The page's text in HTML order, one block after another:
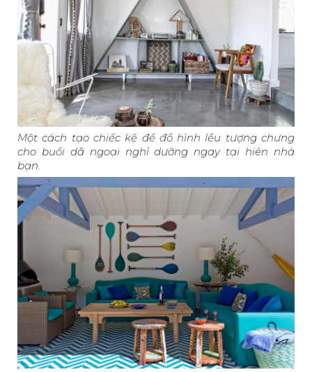
Một cách tạo chiếc kệ để đồ hình lều tượng chưng
cho buổi dã ngoại nghỉ dưỡng ngay tại hiên nhà
bạn.